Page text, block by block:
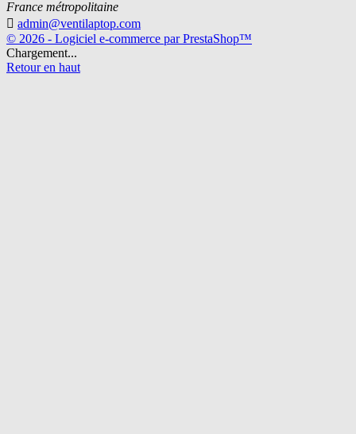
France métropolitaine
 admin@ventilaptop.com
© 2026 - Logiciel e-commerce par PrestaShop™
Chargement...
Retour en haut